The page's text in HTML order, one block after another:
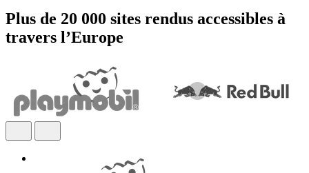
Plus de 20 000 sites rendus accessibles à
travers l’Europe